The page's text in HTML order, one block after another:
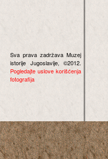
Sva prava zadržava Muzej
istorije Jugoslavije, ©2012.
Pogledajte uslove korišćenja
fotografija